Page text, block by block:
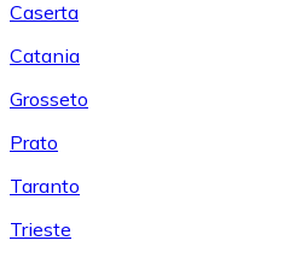
Caserta
Catania
Grosseto
Prato
Taranto
Trieste